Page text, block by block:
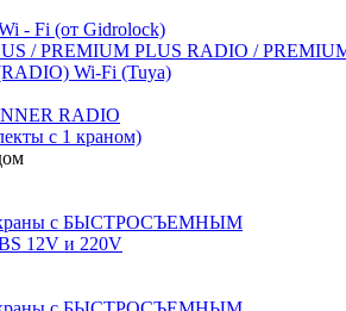
Fi (от Gidrolock)
/ PREMIUM PLUS RADIO /
Wi-Fi (Tuya)
RADIO
с 1 краном)
с БЫСТРОСЪЕМНЫМ
12V и 220V